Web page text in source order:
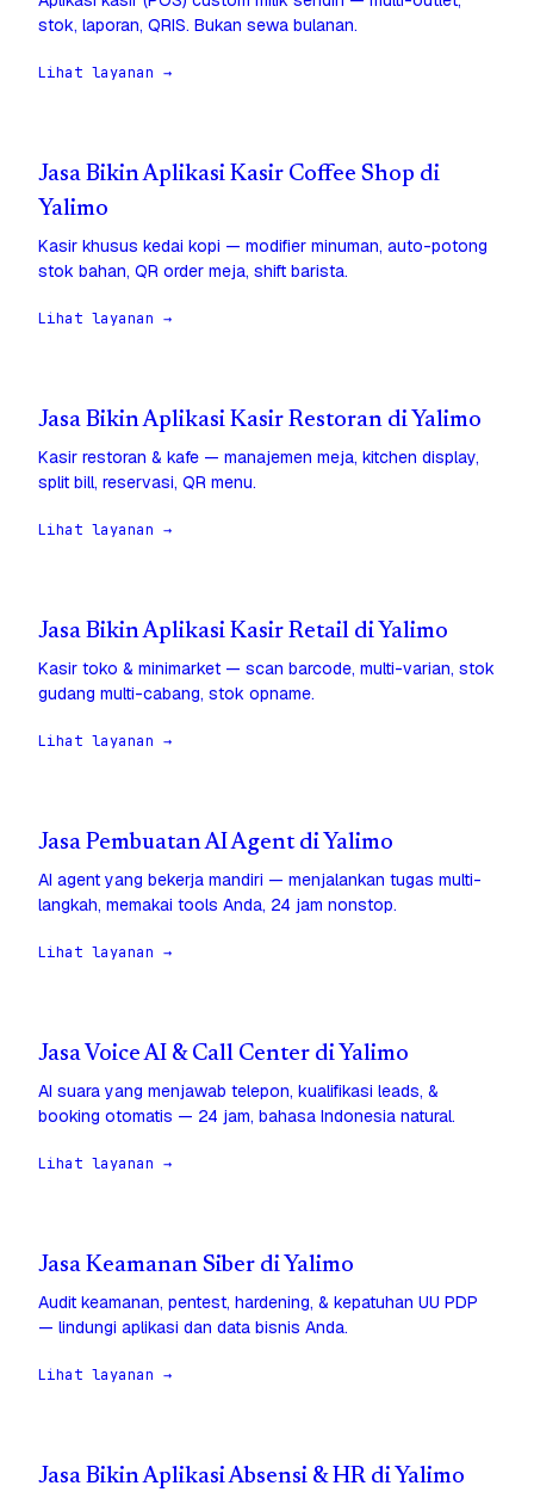
stok, laporan, QRIS. Bukan sewa bulanan.
Lihat layanan →
Jasa Bikin Aplikasi Kasir Coffee Shop di
Yalimo
Kasir khusus kedai kopi — modifier minuman, auto-potong
stok bahan, QR order meja, shift barista.
Lihat layanan →
Jasa Bikin Aplikasi Kasir Restoran di Yalimo
Kasir restoran & kafe — manajemen meja, kitchen display,
split bill, reservasi, QR menu.
Lihat layanan →
Jasa Bikin Aplikasi Kasir Retail di Yalimo
Kasir toko & minimarket — scan barcode, multi-varian, stok
gudang multi-cabang, stok opname.
Lihat layanan →
Jasa Pembuatan AI Agent di Yalimo
AI agent yang bekerja mandiri — menjalankan tugas multi-
langkah, memakai tools Anda, 24 jam nonstop.
Lihat layanan →
Jasa Voice AI & Call Center di Yalimo
AI suara yang menjawab telepon, kualifikasi leads, &
booking otomatis — 24 jam, bahasa Indonesia natural.
Lihat layanan →
Jasa Keamanan Siber di Yalimo
Audit keamanan, pentest, hardening, & kepatuhan UU PDP
— lindungi aplikasi dan data bisnis Anda.
Lihat layanan →
Jasa Bikin Aplikasi Absensi & HR di Yalimo